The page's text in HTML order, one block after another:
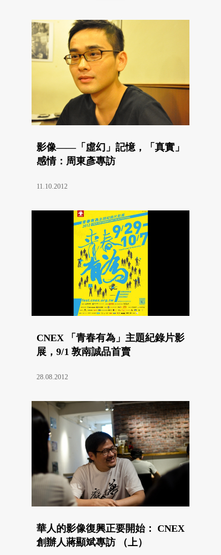
影像——「虛幻」記憶，「真實」
感情：周東彥專訪
11.10.2012
CNEX 「青春有為」主題紀錄片影
展，9/1 敦南誠品首賣
28.08.2012
華人的影像復興正要開始： CNEX
創辦人蔣顯斌專訪 （上）